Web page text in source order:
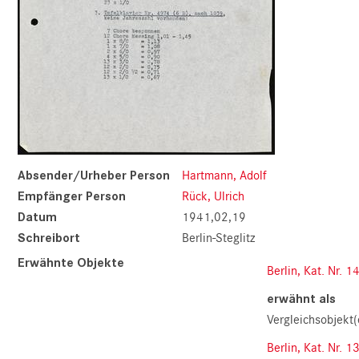
Absender/Urheber Person Hartmann, Adolf
Empfänger Person Rück, Ulrich
Datum 1941,02,19
Schreibort Berlin-Steglitz
Erwähnte Objekte Berlin, Kat. Nr.
erwähnt als
Berlin, Kat. Nr.